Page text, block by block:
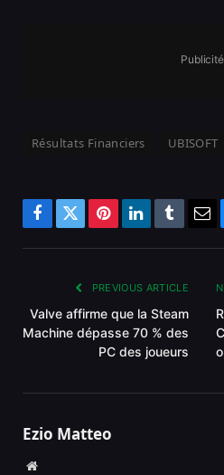
Publicité
Résultats Financiers UBISOFT
Facebook
TwitterPinterestLinkedInTumblr
PREVIOUS ARTICLE
Valve affirme que la Steam
Machine dépasse 70 % des
PC des joueurs
Ezio Matteo
Website